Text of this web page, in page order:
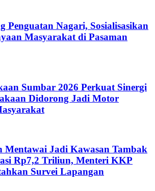
Penguatan Nagari, Sosialisasikan
Masyarakat di Pasaman
Sumbar 2026 Perkuat Sinergi
Didorong Jadi Motor
Mentawai Jadi Kawasan Tambak
Rp7,2 Triliun, Menteri KKP
Survei Lapangan